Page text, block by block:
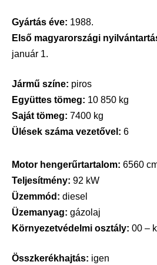
Gyártás éve: 1988.
Első magyarországi
január 1.
Jármű színe: piros
Együttes tömeg: 10 850 kg
Saját tömeg: 7400 kg
Ülések száma vezetővel: 6
Motor hengerűrtartalom: 6560
Teljesítmény: 92 kW
Üzemmód: diesel
Üzemanyag: gázolaj
Környezetvédelmi osztály: 00 –
Összkerékhajtás: igen